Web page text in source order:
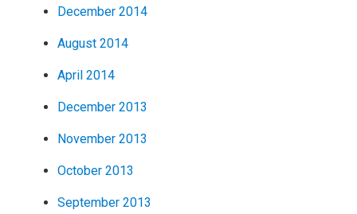
December 2014
August 2014
April 2014
December 2013
November 2013
October 2013
September 2013